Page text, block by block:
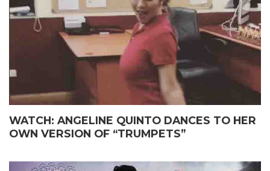
WATCH: ANGELINE QUINTO DANCES TO HER
OWN VERSION OF “TRUMPETS”